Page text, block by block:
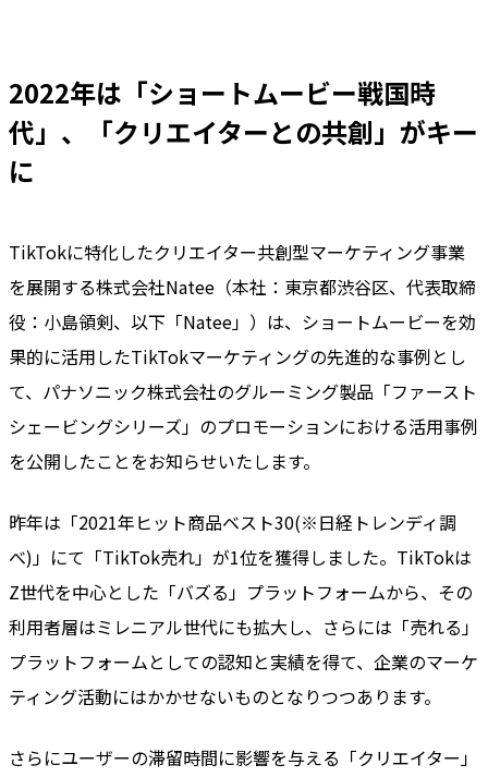
2022年は「ショートムービー戦国時
代」、「クリエイターとの共創」がキー
に
TikTokに特化したクリエイター共創型マーケティング事業
を展開する株式会社Natee（本社：東京都渋谷区、代表取締
役：小島領剣、以下「Natee」）は、ショートムービーを効
果的に活用したTikTokマーケティングの先進的な事例とし
て、パナソニック株式会社のグルーミング製品「ファースト
シェービングシリーズ」のプロモーションにおける活用事例
を公開したことをお知らせいたします。
昨年は「2021年ヒット商品ベスト30(※日経トレンディ調
べ)」にて「TikTok売れ」が1位を獲得しました。TikTokは
Z世代を中心とした「バズる」プラットフォームから、その
利用者層はミレニアル世代にも拡大し、さらには「売れる」
プラットフォームとしての認知と実績を得て、企業のマーケ
ティング活動にはかかせないものとなりつつあります。
さらにユーザーの滞留時間に影響を与える「クリエイター」